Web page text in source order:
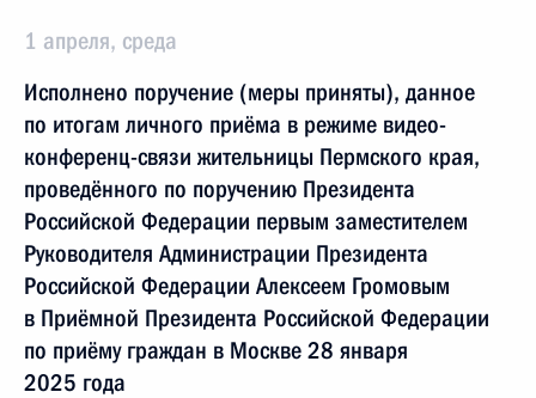
1 апреля, среда
Исполнено поручение (меры приняты), данное
по итогам личного приёма в режиме видео-
конференц-связи жительницы Пермского края,
проведённого по поручению Президента
Российской Федерации первым заместителем
Руководителя Администрации Президента
Российской Федерации Алексеем Громовым
в Приёмной Президента Российской Федерации
по приёму граждан в Москве 28 января
2025 года